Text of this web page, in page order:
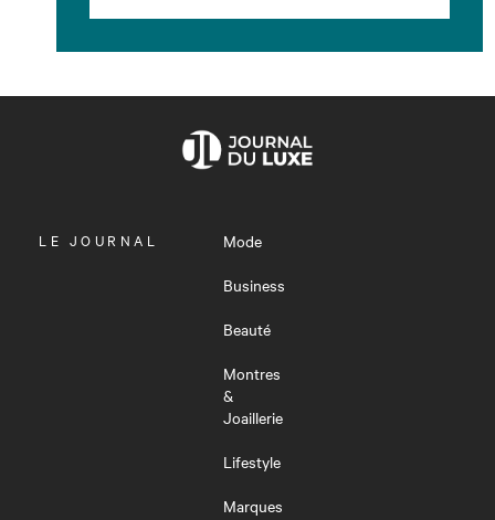
OUVRIR
LE JOURNAL
Mode
Business
Beauté
Montres
&
Joaillerie
Lifestyle
Marques